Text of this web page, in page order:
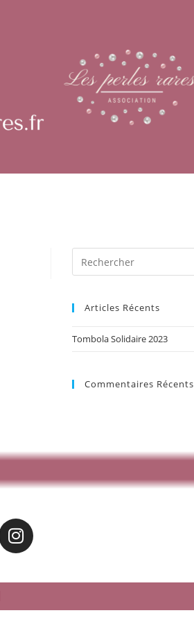
Articles Récents
Tombola Solidaire 2023
Commentaires Récents